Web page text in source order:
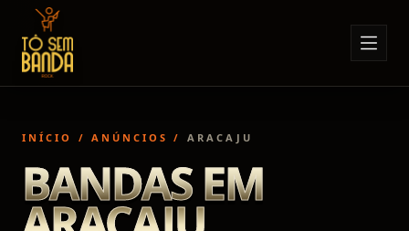
Sobre Nós
Eventos
Minha Conta
INÍCIO / ANÚNCIOS / ARACAJU
BANDAS EM